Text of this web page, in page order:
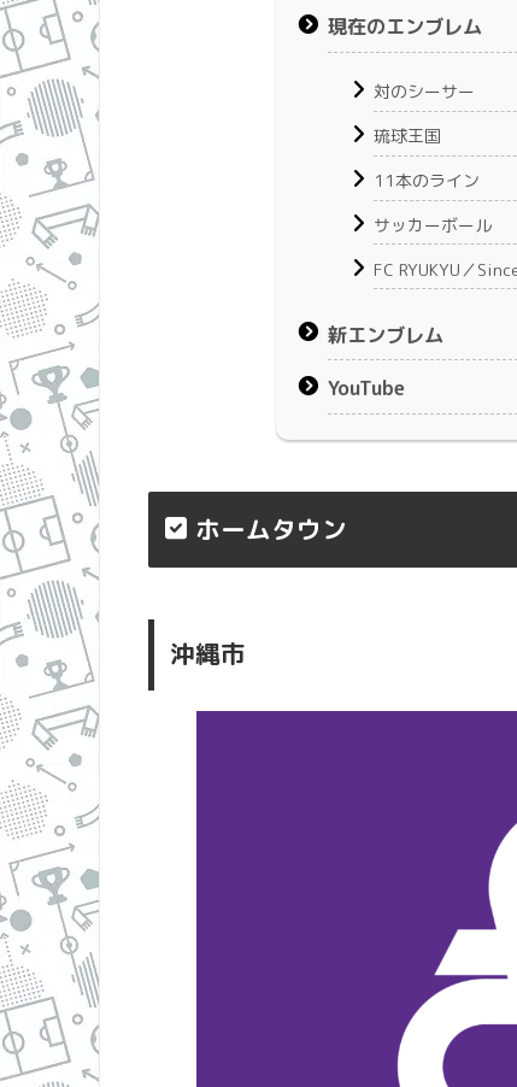
現在のエンブレム
対のシーサー
琉球王国
11本のライン
サッカーボール
FC RYUKYU／
新エンブレム
YouTube
ホームタウン
沖縄市